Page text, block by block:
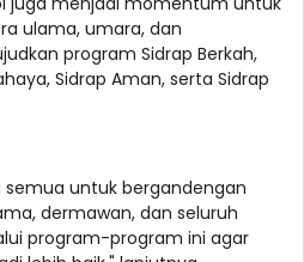
ulama, umara, dan
program Sidrap Berkah,
Sidrap Aman, serta Sidrap
semua untuk bergandengan
dermawan, dan seluruh
program-program ini agar